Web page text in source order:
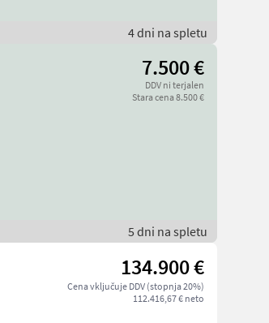
4 dni na spletu
7.500 €
DDV ni terjalen
Stara cena 8.500 €
5 dni na spletu
134.900 €
Cena vključuje DDV (stopnja 20%)
112.416,67 € neto